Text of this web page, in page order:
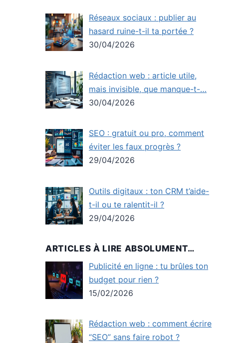
Réseaux sociaux : publier au
hasard ruine-t-il ta portée ?
30/04/2026
Rédaction web : article utile,
mais invisible, que manque-t-…
30/04/2026
SEO : gratuit ou pro, comment
éviter les faux progrès ?
29/04/2026
Outils digitaux : ton CRM t’aide-
t-il ou te ralentit-il ?
29/04/2026
ARTICLES À LIRE ABSOLUMENT…
Publicité en ligne : tu brûles ton
budget pour rien ?
15/02/2026
Rédaction web : comment écrire
“SEO” sans faire robot ?